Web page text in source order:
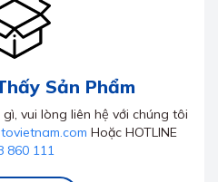
Sản Phẩm
vui lòng liên hệ với chúng tôi
Hoặc HOTLINE
860 111